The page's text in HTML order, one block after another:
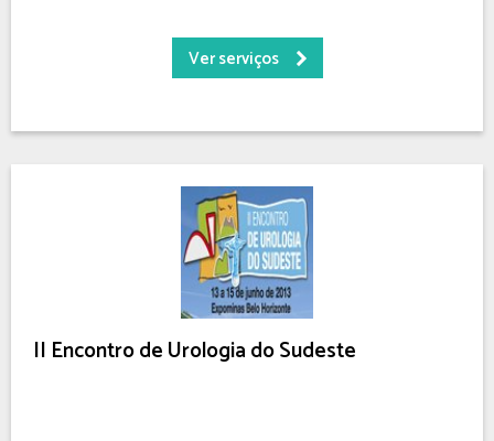
Ver serviços
II Encontro de Urologia do Sudeste